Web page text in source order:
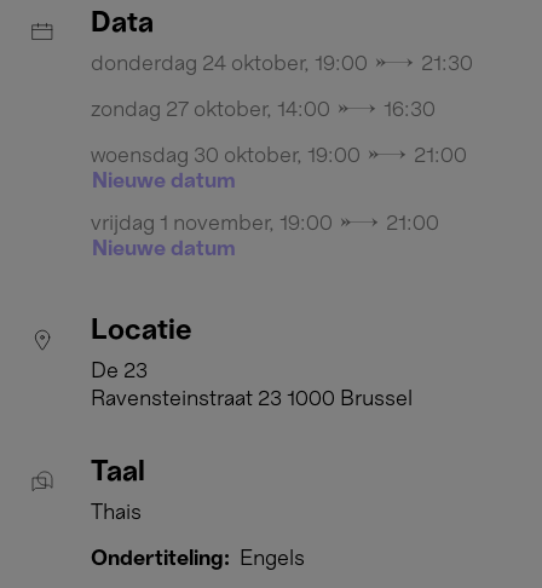
Data
donderdag 24 oktober, 19:00 → 21:30
zondag 27 oktober, 14:00 → 16:30
woensdag 30 oktober, 19:00 → 21:00
Nieuwe datum
vrijdag 1 november, 19:00 → 21:00
Nieuwe datum
Locatie
De 23
Ravensteinstraat 23 1000 Brussel
Taal
Thais
Ondertiteling: Engels